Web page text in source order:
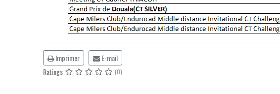
Imprimer
E-mail
Ratings
(0)